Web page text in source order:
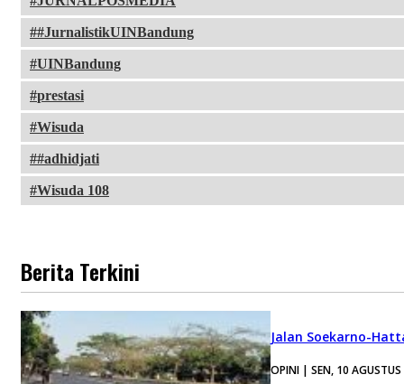
#JurnalistikUINBandung
UINBandung
prestasi
Wisuda
#adhidjati
Wisuda 108
Berita Terkini
Jalan Soekarno-
OPINI | SEN, 10